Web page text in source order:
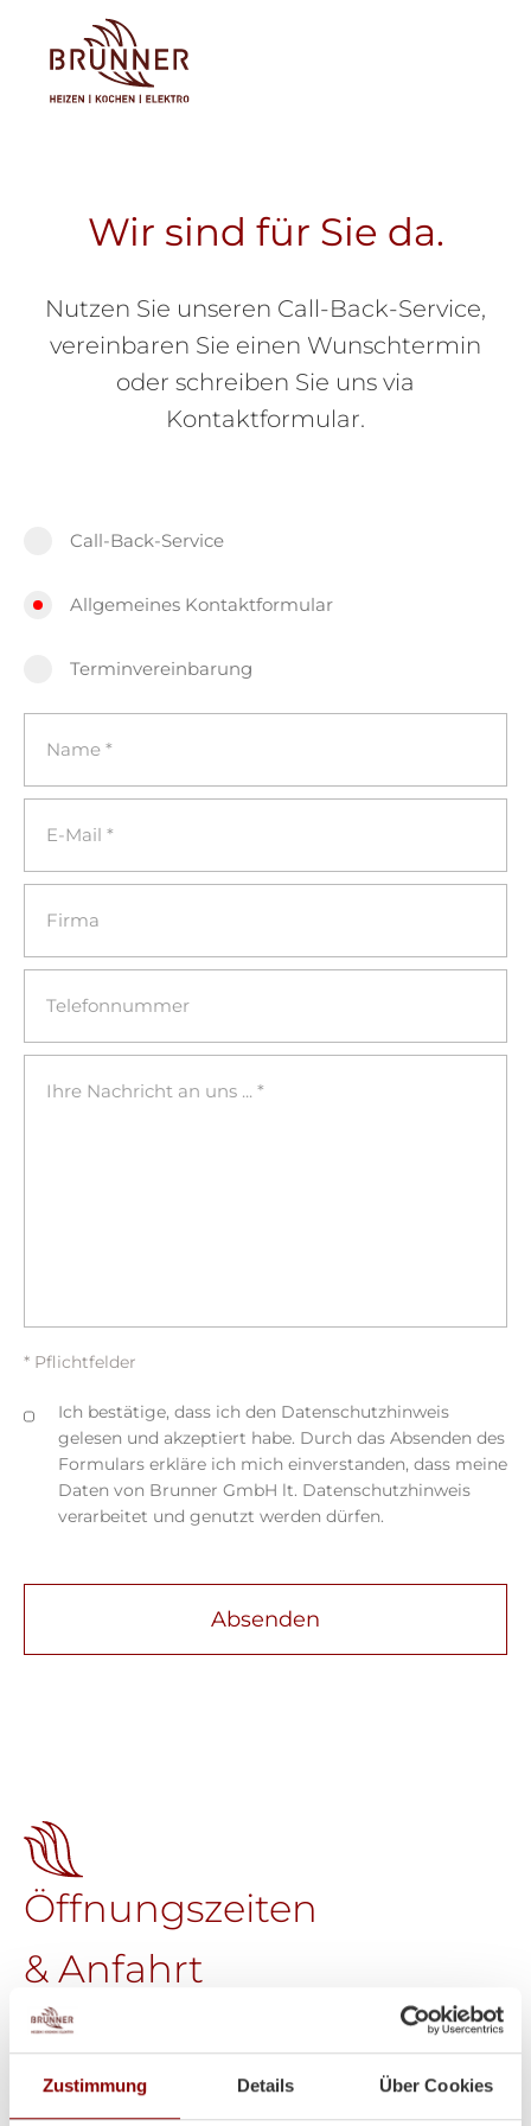
Zustimmung Details Über Cookies
Wir sind für Sie da.
Nutzen Sie unseren Call-Back-Service,
vereinbaren Sie einen Wunschtermin
oder schreiben Sie uns via
Kontaktformular.
Call-Back-Service
Allgemeines Kontaktformular
Terminvereinbarung
* Pflichtfelder
Ich bestätige, dass ich den Datenschutzhinweis
gelesen und akzeptiert habe. Durch das Absenden des
Formulars erkläre ich mich einverstanden, dass meine
Daten von Brunner GmbH lt. Datenschutzhinweis
verarbeitet und genutzt werden dürfen.
Absenden
Öffnungszeiten
& Anfahrt
Brunner GmbH